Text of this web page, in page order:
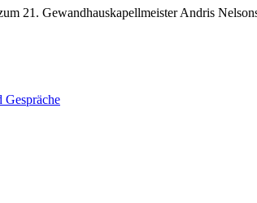
21. Gewandhauskapellmeister Andris